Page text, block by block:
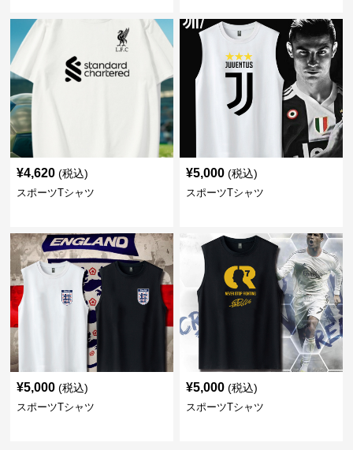
¥4,620 (税込)
スポーツTシャツ
¥5,000 (税込)
スポーツTシャツ
¥5,000 (税込)
スポーツTシャツ
¥5,000 (税込)
スポーツTシャツ